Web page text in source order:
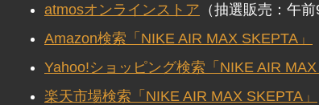
atmosオンラインストア （抽選販売：午前
Amazon検索「NIKE AIR MAX SKEPTA」
Yahoo!ショッピング検索「NIKE AIR MAX
楽天市場検索「NIKE AIR MAX SKEPTA」